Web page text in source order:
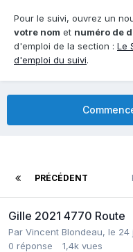
Pour le suivi, ouvrez un
votre nom et numéro de
d'emploi de la section : Le
d'emploi du suivi.
PRÉCÉDENT
Gille 2021 4770 Route
Par Vincent Blondeau, le 24
0 réponse 1,4k vues